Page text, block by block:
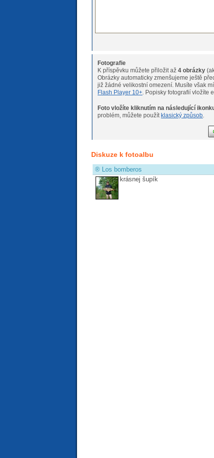
Fotografie
K příspěvku můžete přiložit až4 obrázky
Obrázky automaticky zmenšujeme ještě
již žádné velikostní
Flash Player 10+ . Popisky fotografií
Foto vložíte kliknutím na následující
problém, můžete použít klasický způsob.
Diskuze k fotoalbu
®
Los bomberos
krásnej šupík